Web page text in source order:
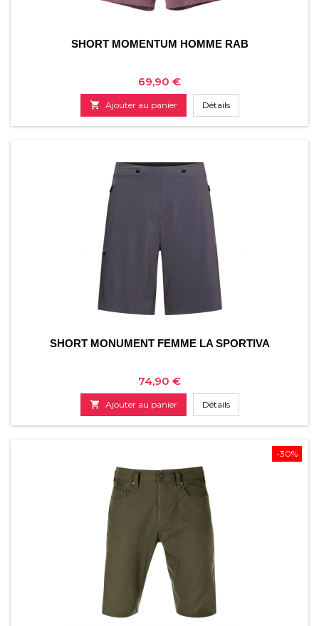
SHORT MOMENTUM HOMME RAB
Prix
69,90 €
 Ajouter au panier Détails
SHORT MONUMENT FEMME LA SPORTIVA
Prix
74,90 €
 Ajouter au panier Détails
-30%